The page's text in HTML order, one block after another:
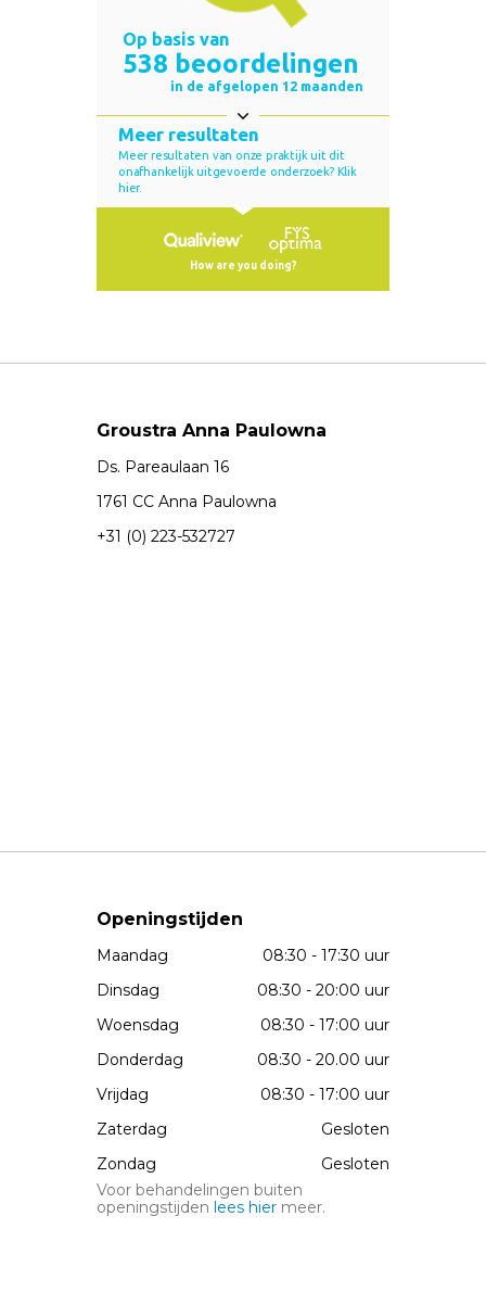
Groustra Anna Paulowna
Ds. Pareaulaan 16
1761 CC Anna Paulowna
+31 (0) 223-532727
Openingstijden
Maandag
08:30 - 17:30 uur
Dinsdag
08:30 - 20:00 uur
Woensdag
08:30 - 17:00 uur
Donderdag
08:30 - 20.00 uur
Vrijdag
08:30 - 17:00 uur
Zaterdag
Gesloten
Zondag
Gesloten
Voor behandelingen buiten
openingstijden lees hier meer.